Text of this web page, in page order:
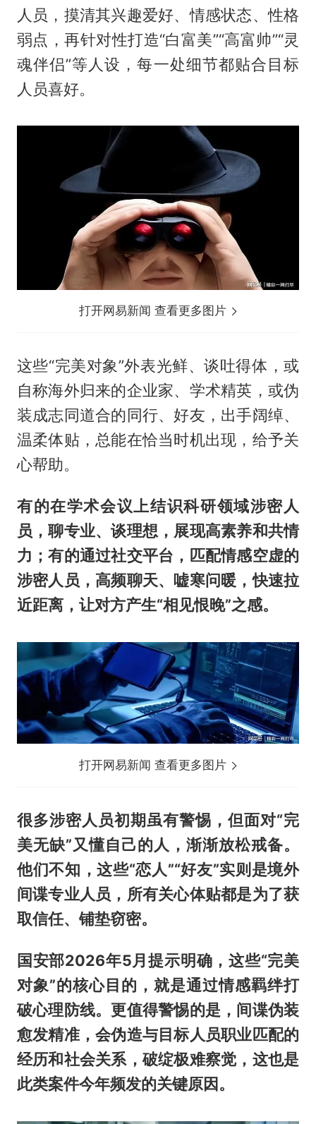
人员，摸清其兴趣爱好、情感状态、性格
弱点，再针对性打造“白富美”“高富帅”“灵
魂伴侣”等人设，每一处细节都贴合目标
人员喜好。
打开网易新闻 查看更多图片
这些“完美对象”外表光鲜、谈吐得体，或
自称海外归来的企业家、学术精英，或伪
装成志同道合的同行、好友，出手阔绰、
温柔体贴，总能在恰当时机出现，给予关
心帮助。
有的在学术会议上结识科研领域涉密人
员，聊专业、谈理想，展现高素养和共情
力；有的通过社交平台，匹配情感空虚的
涉密人员，高频聊天、嘘寒问暖，快速拉
近距离，让对方产生“相见恨晚”之感。
打开网易新闻 查看更多图片
很多涉密人员初期虽有警惕，但面对“完
美无缺”又懂自己的人，渐渐放松戒备。
他们不知，这些“恋人”“好友”实则是境外
间谍专业人员，所有关心体贴都是为了获
取信任、铺垫窃密。
国安部2026年5月提示明确，这些“完美
对象”的核心目的，就是通过情感羁绊打
破心理防线。更值得警惕的是，间谍伪装
愈发精准，会伪造与目标人员职业匹配的
经历和社会关系，破绽极难察觉，这也是
此类案件今年频发的关键原因。